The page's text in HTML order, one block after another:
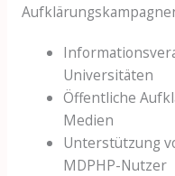
Universitäten
Öffentliche
Medien
Unterstützung
MDPHP-Nutzer